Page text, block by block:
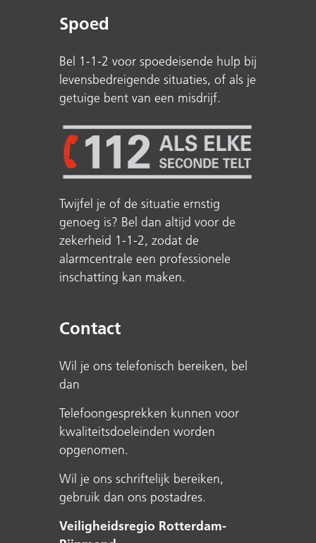
Spoed
Bel 1-1-2 voor spoedeisende hulp bij
levensbedreigende situaties, of als je
getuige bent van een misdrijf.
Twijfel je of de situatie ernstig
genoeg is? Bel dan altijd voor de
zekerheid 1-1-2, zodat de
alarmcentrale een professionele
inschatting kan maken.
Contact
Wil je ons telefonisch bereiken, bel
dan
Telefoongesprekken kunnen voor
kwaliteitsdoeleinden worden
opgenomen.
Wil je ons schriftelijk bereiken,
gebruik dan ons postadres.
Veiligheidsregio Rotterdam-